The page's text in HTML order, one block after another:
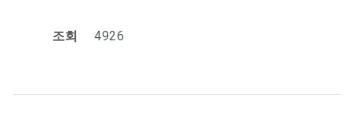
조회 4926